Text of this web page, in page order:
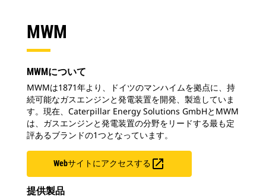
MWM
MWMについて
MWMは1871年より、ドイツのマンハイムを拠点に、持
続可能なガスエンジンと発電装置を開発、製造していま
す。現在、Caterpillar Energy Solutions GmbHとMWM
は、ガスエンジンと発電装置の分野をリードする最も定
評あるブランドの1つとなっています。
Webサイトにアクセスする 
提供製品